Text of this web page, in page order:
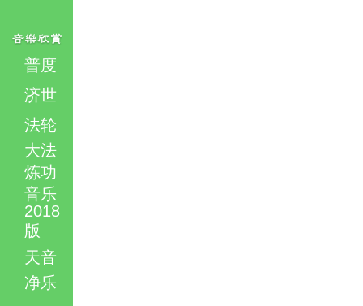
普度
济世
法轮
大法
炼功
音乐
2018
版
天音
净乐